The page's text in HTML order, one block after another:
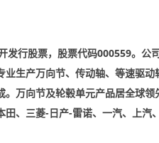
发行股票，股票代码000559。公
生产万向节、传动轴、等速驱
万向节及轮毂单元产品居全球
田、三菱-日产-雷诺、一汽、上汽